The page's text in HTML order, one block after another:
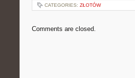
CATEGORIES: ZŁOTÓW
Comments are closed.